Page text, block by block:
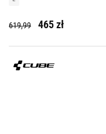
619,99 465 zł